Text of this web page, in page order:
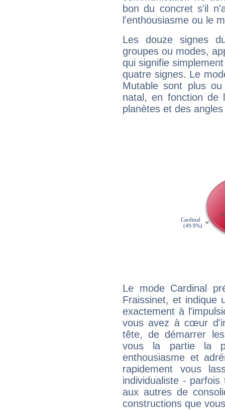
bon du concret s'il
l'enthousiasme ou le
Les douze signes
groupes ou modes,
qui signifie
quatre signes. Le
Mutable sont plus
natal, en fonction de
planètes et des
Le mode Cardinal
Fraissinet, et indique
exactement à
vous avez à cœur
tête, de démarrer
vous la partie la
enthousiasme et
rapidement vous
individualiste -
aux autres de
constructions que